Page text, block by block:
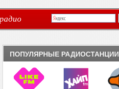
ПОПУЛЯРНЫЕ РАДИОСТАНЦИИ